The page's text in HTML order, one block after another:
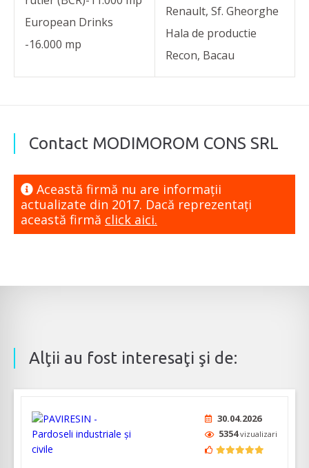
European Drinks
-16.000 mp
Renault, Sf. Gheorghe
Hala de productie
Recon, Bacau
Contact MODIMOROM CONS SRL
Această firmă nu are informaţii
actualizate din 2017. Dacă reprezentaţi
această firmă click aici.
Alţii au fost interesaţi şi de:
30.04.2026
5354vizualizari